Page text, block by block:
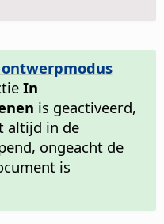
In
is geactiveerd,
altijd in de
ongeacht de
is